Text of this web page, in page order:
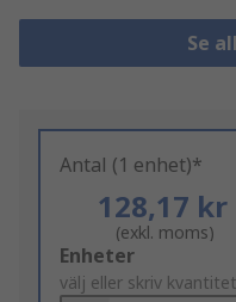
Se
Antal (1 enhet)*
128,17 kr
(exkl. moms)
Add
to
Enheter
välj eller skriv kvantitet